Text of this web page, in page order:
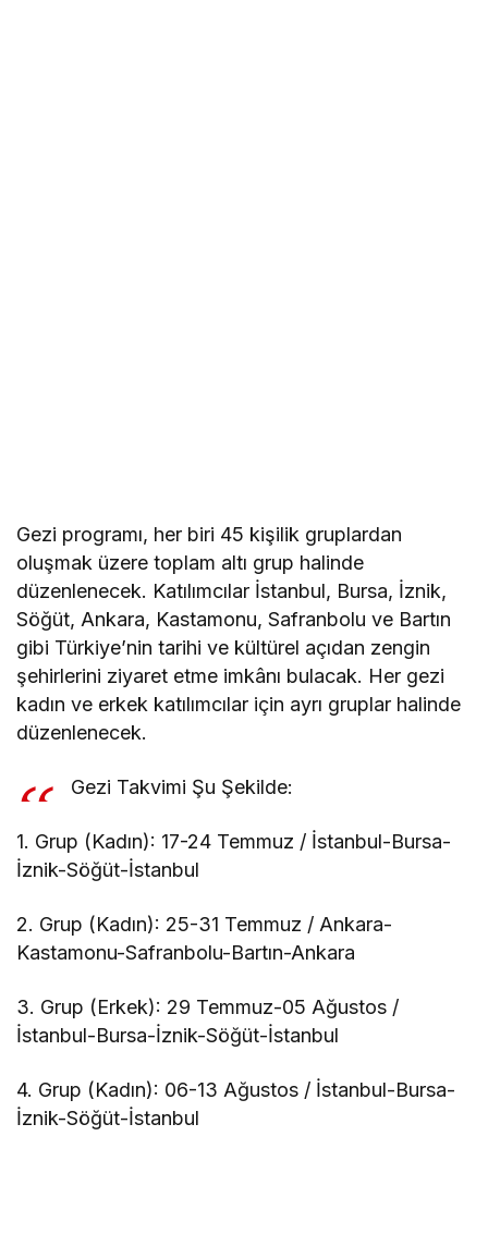
Gezi programı, her biri 45 kişilik gruplardan
oluşmak üzere toplam altı grup halinde
düzenlenecek. Katılımcılar İstanbul, Bursa, İznik,
Söğüt, Ankara, Kastamonu, Safranbolu ve Bartın
gibi Türkiye’nin tarihi ve kültürel açıdan zengin
şehirlerini ziyaret etme imkânı bulacak. Her gezi
kadın ve erkek katılımcılar için ayrı gruplar halinde
düzenlenecek.
Gezi Takvimi Şu Şekilde:
1. Grup (Kadın): 17-24 Temmuz / İstanbul-Bursa-
İznik-Söğüt-İstanbul
2. Grup (Kadın): 25-31 Temmuz / Ankara-
Kastamonu-Safranbolu-Bartın-Ankara
3. Grup (Erkek): 29 Temmuz-05 Ağustos /
İstanbul-Bursa-İznik-Söğüt-İstanbul
4. Grup (Kadın): 06-13 Ağustos / İstanbul-Bursa-
İznik-Söğüt-İstanbul